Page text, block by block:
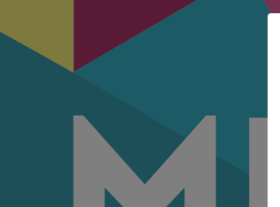
To language menu
To service information